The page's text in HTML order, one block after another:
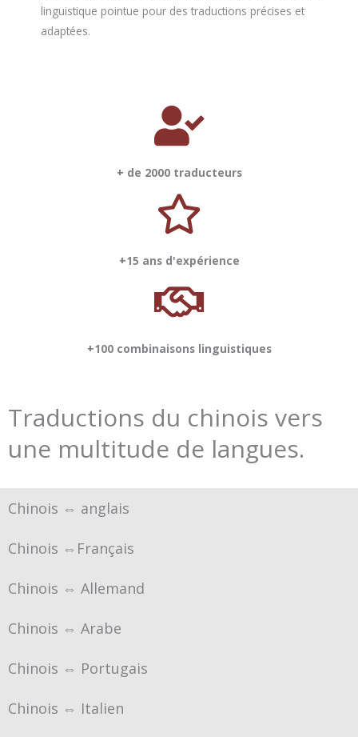
linguistique pointue pour des traductions précises et
adaptées.
+ de 2000 traducteurs
+15 ans d'expérience
+100 combinaisons linguistiques
Traductions du chinois vers
une multitude de langues.
Chinois ⇔ anglais
Chinois ⇔Français
Chinois ⇔ Allemand
Chinois ⇔ Arabe
Chinois ⇔ Portugais
Chinois ⇔ Italien